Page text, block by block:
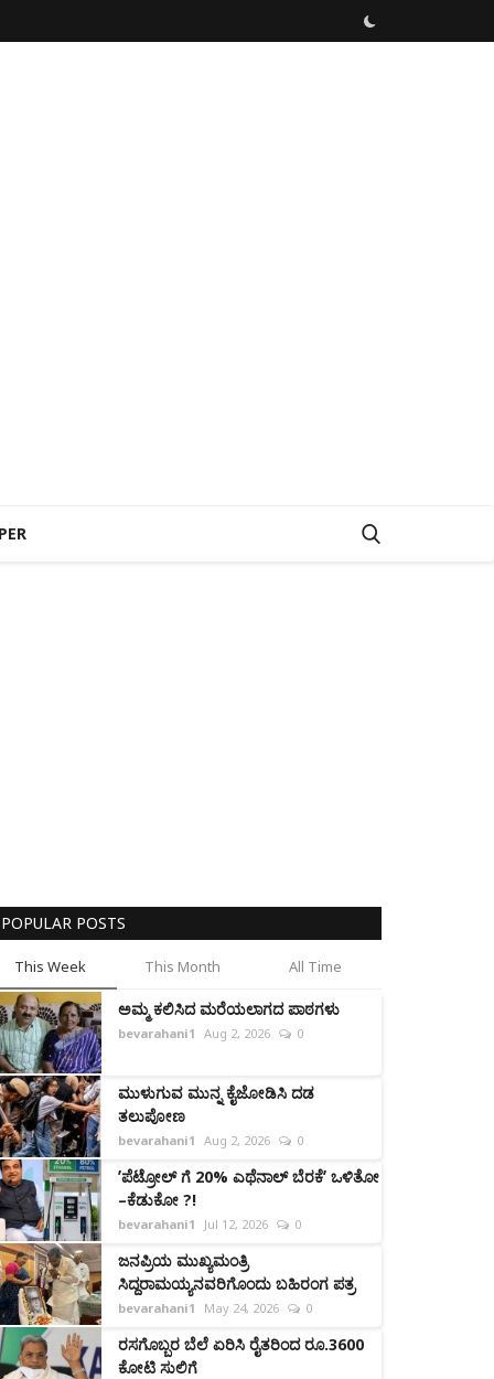
POPULAR POSTS
This Week This Month All Time
ಅಮ್ಮ ಕಲಿಸಿದ ಮರೆಯಲಾಗದ ಪಾಠಗಳು
bevarahani1 Aug 2, 2026 0
ಮುಳುಗುವ ಮುನ್ನ ಕೈಜೋಡಿಸಿ ದಡ
ತಲುಪೋಣ
bevarahani1 Aug 2, 2026 0
ʼಪೆಟ್ರೋಲ್‌ ಗೆ 20% ಎಥೆನಾಲ್ ಬೆರಕೆʼ ಒಳಿತೋ
–ಕೆಡುಕೋ ?!
bevarahani1 Jul 12, 2026 0
ಜನಪ್ರಿಯ ಮುಖ್ಯಮಂತ್ರಿ
ಸಿದ್ದರಾಮಯ್ಯನವರಿಗೊಂದು ಬಹಿರಂಗ ಪತ್ರ
bevarahani1 May 24, 2026 0
ರಸಗೊಬ್ಬರ ಬೆಲೆ ಏರಿಸಿ ರೈತರಿಂದ ರೂ.3600
ಕೋಟಿ ಸುಲಿಗೆ